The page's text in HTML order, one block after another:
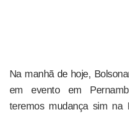
Na manhã de hoje,
em evento em
teremos mudança sim na